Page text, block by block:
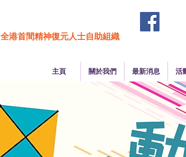
全港首間精神復元人士自助組織
主頁 關於我們 最新消息 活